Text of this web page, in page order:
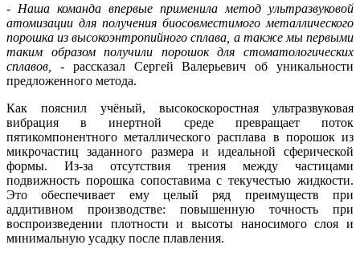
- Наша команда впервые применила метод ультразвуковой
атомизации для получения биосовместимого металлического
порошка из высокоэнтропийного сплава, а также мы первыми
таким образом получили порошок для стоматологических
сплавов,
- рассказал Сергей Валерьевич об уникальности
предложенного метода.
Как пояснил учёный, высокоскоростная ультразвуковая
вибрация в инертной среде превращает поток
пятикомпонентного металлического расплава в порошок из
микрочастиц заданного размера и идеальной сферической
формы. Из-за отсутствия трения между частицами
подвижность порошка сопоставима с текучестью жидкости.
Это обеспечивает ему целый ряд преимуществ при
аддитивном производстве: повышенную точность при
воспроизведении плотности и высоты наносимого слоя и
минимальную усадку после плавления.